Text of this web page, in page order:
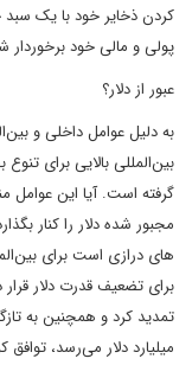
کردن ذخایر خود با یک
پولی و مالی خود برخوردار
عبور از دلار؟
به دلیل عوامل داخلی و
بین‌المللی بالایی برای
گرفته است. آیا این عوامل
مجبور شده دلار را کنار
های درازی است برای
برای تضعیف قدرت دلار قرار
میلیارد دلار می‌رسد، توافق